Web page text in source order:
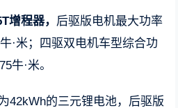
增程器， 后驱版电机最大功率
·米；四驱双电机车型综合功
牛·米。
42kWh的三元锂电池，后驱版